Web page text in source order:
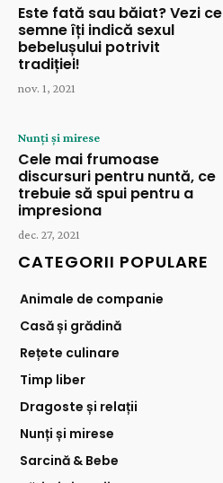
Este fată sau băiat? Vezi ce
semne îți indică sexul
bebelușului potrivit
tradiției!
nov. 1, 2021
Nunți și mirese
Cele mai frumoase
discursuri pentru nuntă, ce
trebuie să spui pentru a
impresiona
dec. 27, 2021
CATEGORII POPULARE
Animale de companie
Casă și grădină
Rețete culinare
Timp liber
Dragoste și relații
Nunți și mirese
Sarcină & Bebe